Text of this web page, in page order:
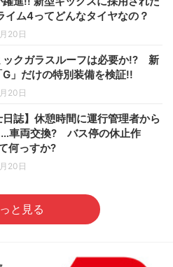
イム4ってどんなタイヤなの？
20日
ックガラスルーフは必要か!? 新
」だけの特別装備を検証!!
20日
日誌】休憩時間に運行管理者から
車両交換? バス停の休止作
何っすか?
20日
と見る